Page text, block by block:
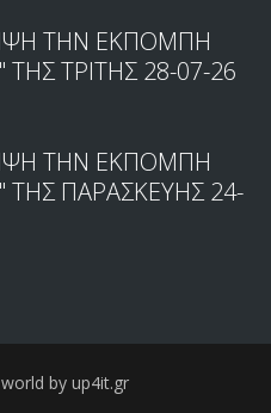
ΤΗΝ ΕΚΠΟΜΠΗ
ΤΗΣ ΤΡΙΤΗΣ 28-07-26
ΤΗΝ ΕΚΠΟΜΠΗ
ΤΗΣ ΠΑΡΑΣΚΕΥΗΣ 24-
by up4it.gr